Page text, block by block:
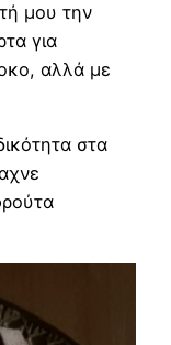
μου την
για
αλλά με
στα